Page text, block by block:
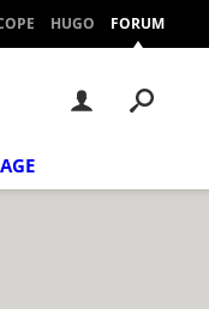
HUGO FORUM